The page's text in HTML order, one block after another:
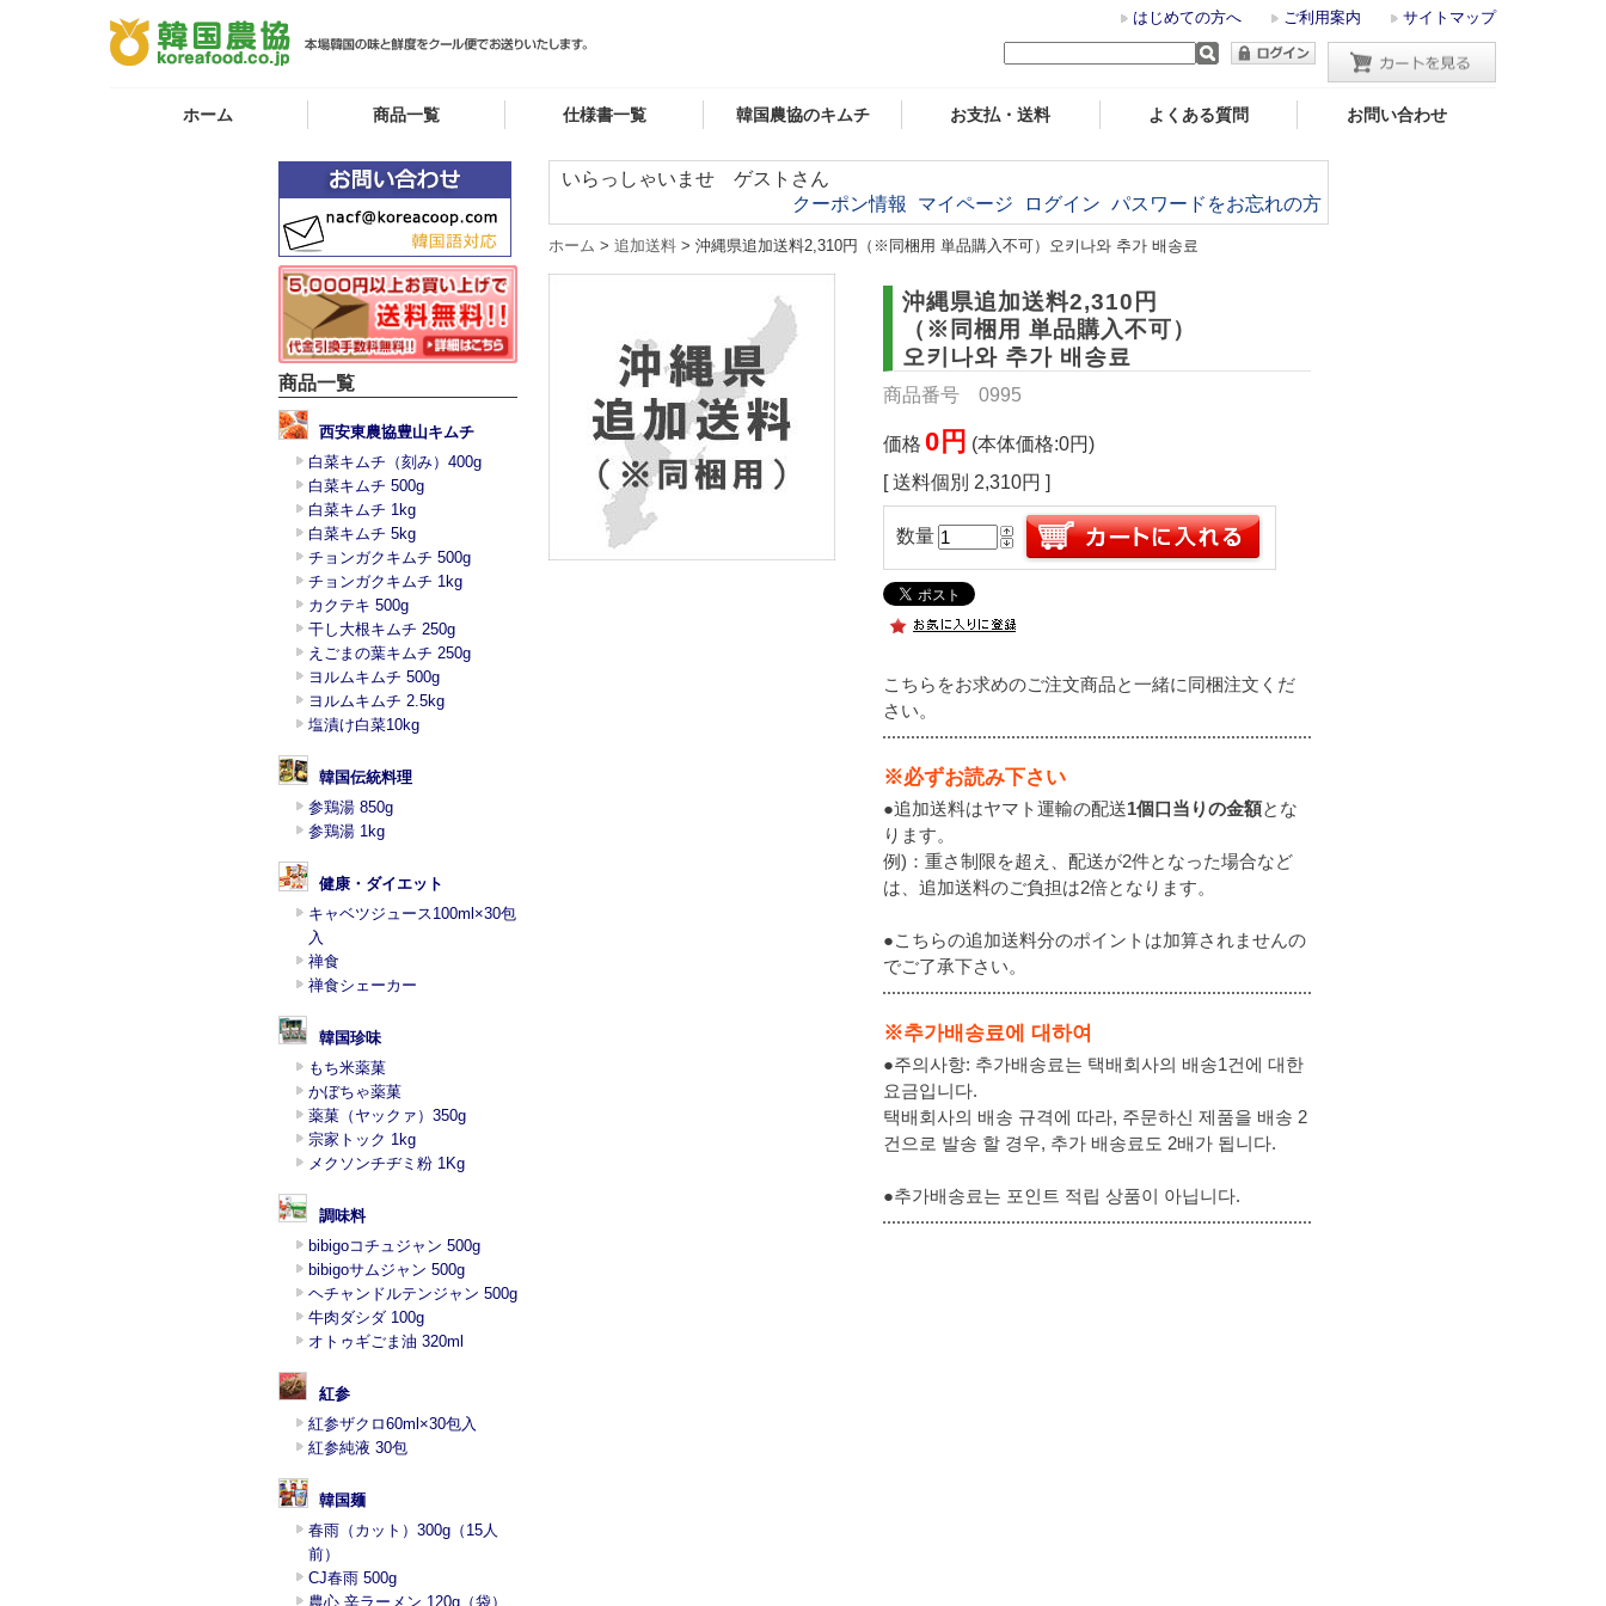
はじめての方へ ご利用案内 サイトマップ
ホーム 商品一覧 仕様書一覧 韓国農協のキムチ お支払・送料 よくある質問 お問い合わせ
商品一覧
西安東農協豊山キムチ
白菜キムチ（刻み）400g
白菜キムチ 500g
白菜キムチ 1kg
白菜キムチ 5kg
チョンガクキムチ 500g
チョンガクキムチ 1kg
カクテキ 500g
干し大根キムチ 250g
えごまの葉キムチ 250g
ヨルムキムチ 500g
ヨルムキムチ 2.5kg
塩漬け白菜10kg
韓国伝統料理
参鶏湯 850g
参鶏湯 1kg
健康・ダイエット
キャベツジュース100ml×30包
入
禅食
禅食シェーカー
韓国珍味
もち米薬菓
かぼちゃ薬菓
薬菓（ヤックァ）350g
宗家トック 1kg
メクソンチヂミ粉 1Kg
調味料
bibigoコチュジャン 500g
bibigoサムジャン 500g
ヘチャンドルテンジャン 500g
牛肉ダシダ 100g
オトゥギごま油 320ml
紅参
紅参ザクロ60ml×30包入
紅参純液 30包
韓国麺
春雨（カット）300g（15人
前）
CJ春雨 500g
農心 辛ラーメン 120g（袋）
いらっしゃいませ ゲストさん
クーポン情報
マイページ ログイン パスワードをお忘れの方
ホーム > 追加送料 > 沖縄県追加送料2,310円（※同梱用 単品購入不可）오키나와 추가 배송료
沖縄県追加送料2,310円
（※同梱用 単品購入不可）
오키나와 추가 배송료
商品番号 0995
価格 0円 (本体価格:0円)
[ 送料個別 2,310円 ]
数量
こちらをお求めのご注文商品と一緒に同梱注文くだ
さい。
※必ずお読み下さい
●追加送料はヤマト運輸の配送1個口当りの金額とな
ります。
例)：重さ制限を超え、配送が2件となった場合など
は、追加送料のご負担は2倍となります。
●こちらの追加送料分のポイントは加算されませんの
でご了承下さい。
※추가배송료에 대하여
●주의사항: 추가배송료는 택배회사의 배송1건에 대한
요금입니다.
택배회사의 배송 규격에 따라, 주문하신 제품을 배송 2
건으로 발송 할 경우, 추가 배송료도 2배가 됩니다.
●추가배송료는 포인트 적립 상품이 아닙니다.